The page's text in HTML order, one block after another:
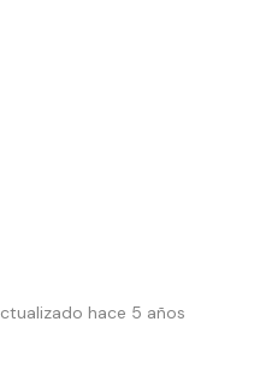
hace 5 años